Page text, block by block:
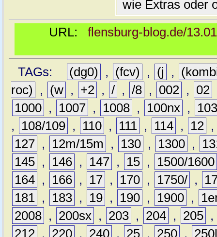
wie Extras oder
URL: flensburg-blog.de/
TAGs: (dg0) , (fcv) , (j ,
roc)
, (w , +2 , / , /8 , 002 , 02
1000 , 1007 , 1008 , 100nx ,
,
108/109 , 110 , 111 , 114 , 12
127 , 12m/15m , 130 , 1300 ,
145 , 146 , 147 , 15 ,
1500/1600
164 , 166 , 17 , 170 , 1750/ ,
181 , 183 , 19 , 190 , 1900 ,
2008 , 200sx , 203 , 204 , 205 ,
212 , 220 , 240 , 25 , 250 ,